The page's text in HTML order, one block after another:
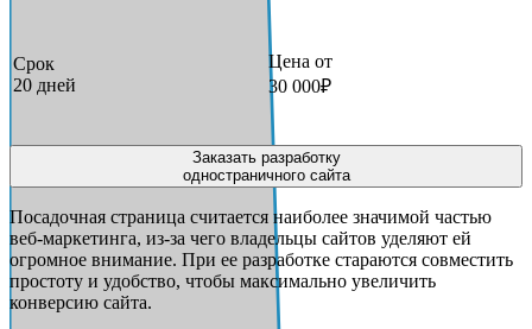
Срок
20 дней
Цена от
30 000₽
Заказать разработку
одностраничного сайта
Посадочная страница считается наиболее значимой частью
веб-маркетинга, из-за чего владельцы сайтов уделяют ей
огромное внимание. При ее разработке стараются совместить
простоту и удобство, чтобы максимально увеличить
конверсию сайта.